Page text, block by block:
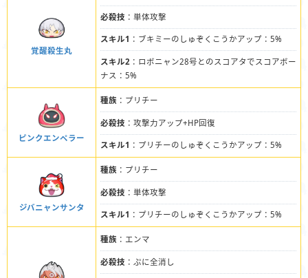
覚醒殺生丸
必殺技 ：単体攻撃
スキル1 ：ブキミーのしゅぞくこうかアップ：5%
スキル2 ：ロボニャン28号とのスコアタでスコアボー
ナス：5%
ピンクエンペラー
種族 ：プリチー
必殺技 ：攻撃力アップ+HP回復
スキル1 ：プリチーのしゅぞくこうかアップ：5%
ジバニャンサンタ
種族 ：プリチー
必殺技 ：単体攻撃
スキル1 ：プリチーのしゅぞくこうかアップ：5%
種族 ：エンマ
必殺技 ：ぷに全消し